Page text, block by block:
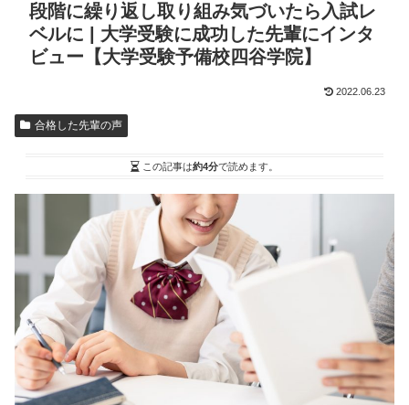
段階に繰り返し取り組み気づいたら入試レ
ベルに | 大学受験に成功した先輩にインタ
ビュー【大学受験予備校四谷学院】
2022.06.23
合格した先輩の声
この記事は約4分で読めます。